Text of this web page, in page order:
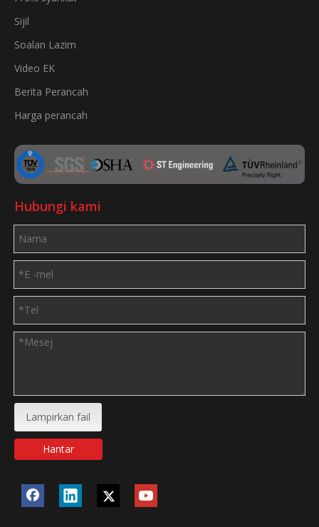
Sijil
Soalan Lazim
Video EK
Berita Perancah
Harga perancah
Hubungi kami
Lampirkan fail
Hantar